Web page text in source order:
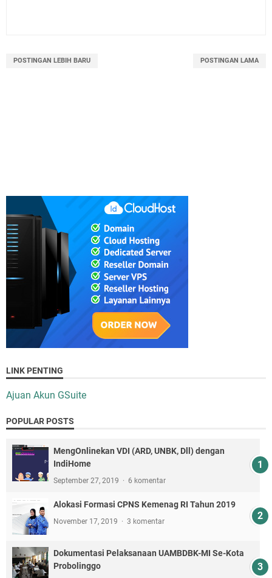
POSTINGAN LEBIH BARU POSTINGAN LAMA
LINK PENTING
Ajuan Akun GSuite
POPULAR POSTS
MengOnlinekan VDI (ARD, UNBK, Dll) dengan
IndiHome
September 27, 2019 6 komentar
Alokasi Formasi CPNS Kemenag RI Tahun 2019
November 17, 2019 3 komentar
Dokumentasi Pelaksanaan UAMBDBK-MI Se-Kota
Probolinggo